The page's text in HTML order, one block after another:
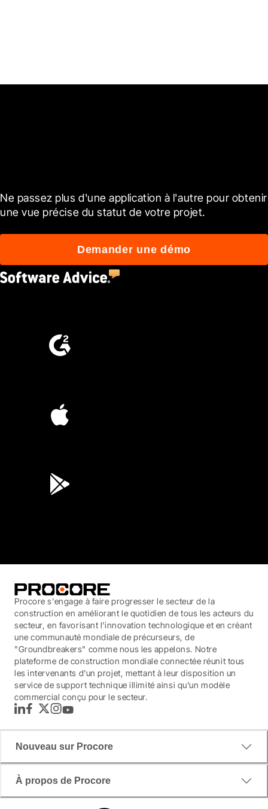
Ne passez plus d'une application à l'autre pour obtenir
une vue précise du statut de votre projet.
Demander une démo
Procore s'engage à faire progresser le secteur de la
construction en améliorant le quotidien de tous les acteurs du
secteur, en favorisant l'innovation technologique et en créant
une communauté mondiale de précurseurs, de
"Groundbreakers" comme nous les appelons. Notre
plateforme de construction mondiale connectée réunit tous
les intervenants d'un projet, mettant à leur disposition un
service de support technique illimité ainsi qu'un modèle
commercial conçu pour le secteur.
LinkedInFacebook
TwitterInstagram
YouTube
Nouveau sur Procore
À propos de Procore